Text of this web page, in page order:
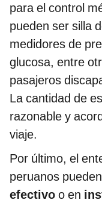
para el control
pueden ser silla
medidores de
glucosa, entre
pasajeros
La cantidad de
razonable y
viaje.
Por último, el
peruanos
efectivo o en